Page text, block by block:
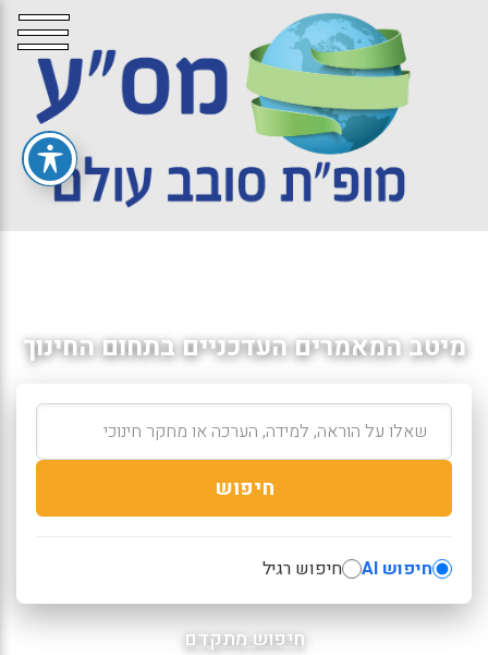
מיטב המאמרים העדכניים בתחום החינוך
חיפוש
חיפוש AI חיפוש רגיל
חיפוש מתקדם